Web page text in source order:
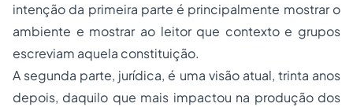
intenção da primeira parte é principalmente mostrar o
ambiente e mostrar ao leitor que contexto e grupos
escreviam aquela constituição.
A segunda parte, jurídica, é uma visão atual, trinta anos
depois, daquilo que mais impactou na produção dos